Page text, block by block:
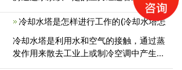
喉、曲喉、中心喉将循环水压至冷却
冷却水塔是怎样进行工作的(冷却水塔怎
冷却水塔是利用水和空气的接触，通过蒸
发作用来散去工业上或制冷空调中产生的